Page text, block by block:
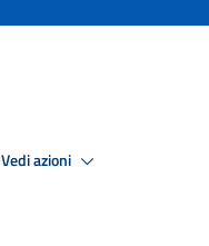
Vedi azioni